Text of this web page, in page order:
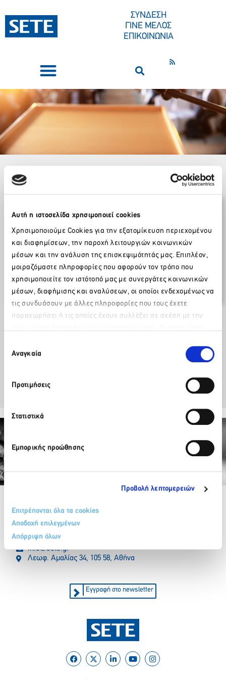
Αυτή η ιστοσελίδα χρησιμοποιεί cookies
Χρησιμοποιούμε Cookies για την εξατομίκευση περιεχομένου
και διαφημίσεων, την παροχή λειτουργιών κοινωνικών
μέσων και την ανάλυση της επισκεψιμότητάς μας. Επιπλέον,
μοιραζόμαστε πληροφορίες που αφορούν τον τρόπο που
χρησιμοποιείτε τον ιστότοπό μας με συνεργάτες κοινωνικών
μέσων, διαφήμισης και αναλύσεων, οι οποίοι ενδεχομένως να
τις συνδυάσουν με άλλες πληροφορίες που τους έχετε
παραχωρήσει ή τις οποίες έχουν συλλέξει σε σχέση με την
των Cookies μας.
συγκατάθεσης
Αναγκαία
Προτιμήσεις
Στατιστικά
Εμπορικής προώθησης
Προβολή λεπτομερειών
Επιτρέπονται όλα τα cookies
Αποδοχή επιλεγμένων
Απόρριψη όλων
ΣΥΝΔΕΣΗ
ΓΙΝΕ ΜΕΛΟΣ
ΕΠΙΚΟΙΝΩΝΙΑ
Συλλογική Σύμβαση Εργασίας
Δελτία Τύπου / Ανακοινώσεις
14 Οκτωβρίου 2014
Ο τουρισμός στην Εθνική Γενική
Συλλογική Σύμβαση Εργασίας
Facebook LinkedIn
Partner Organizations
210 32 17 165
info@sete.gr
Λεωφ. Αμαλίας 34, 105 58, Αθήνα
Εγγραφή στο newsletter